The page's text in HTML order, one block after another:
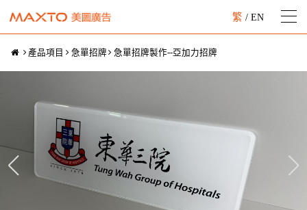
繁 / EN
產品項目 急單招牌 急單招牌製作--亞加力招牌